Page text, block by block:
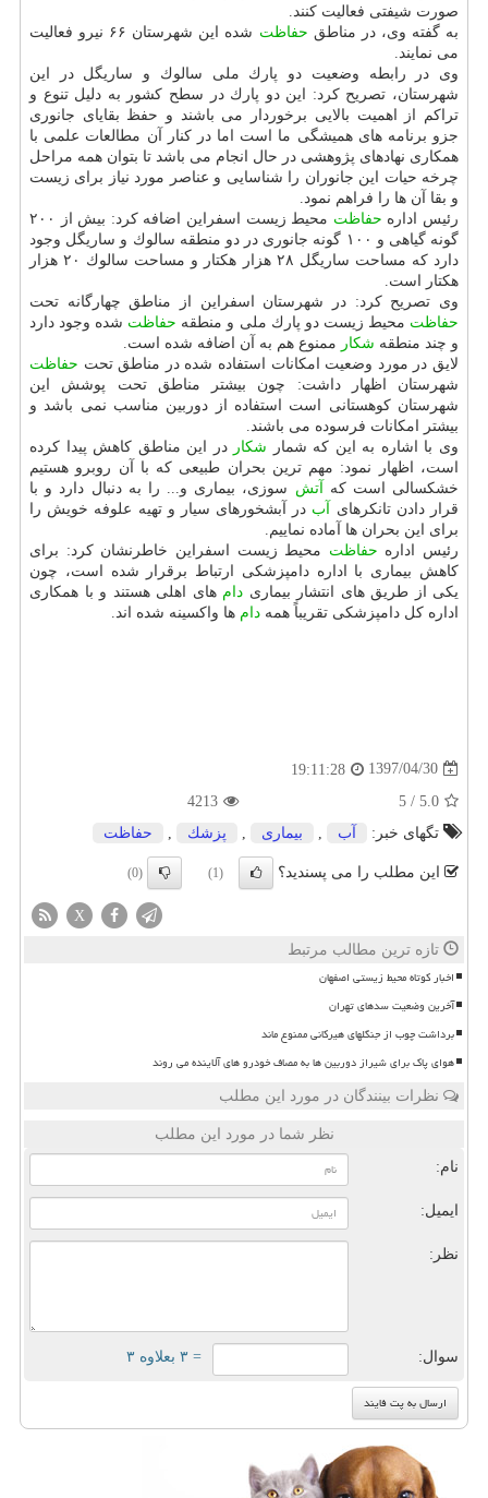
صورت شیفتی فعالیت كنند.
به گفته وی، در مناطق حفاظت
شده این شهرستان ۶۶ نیرو فعالیت
می نمایند.
وی در رابطه وضعیت دو پارك ملی سالوك و ساریگل در این
شهرستان، تصریح كرد: این دو پارك در سطح كشور به دلیل تنوع و
تراكم از اهمیت بالایی برخوردار می باشند و حفظ بقایای جانوری
جزو برنامه های همیشگی ما است اما در كنار آن مطالعات علمی با
همكاری نهادهای پژوهشی در حال انجام می باشد تا بتوان همه مراحل
چرخه حیات این جانوران را شناسایی و عناصر مورد نیاز برای زیست
و بقا آن ها را فراهم نمود.
رئیس اداره حفاظت
محیط زیست اسفراین اضافه كرد: بیش از ۲۰۰
گونه گیاهی و ۱۰۰ گونه جانوری در دو منطقه سالوك و ساریگل وجود
دارد كه مساحت ساریگل ۲۸ هزار هكتار و مساحت سالوك ۲۰ هزار
هكتار است.
وی تصریح كرد: در شهرستان اسفراین از مناطق چهارگانه تحت
حفاظت محیط زیست دو پارك ملی و منطقه حفاظت شده وجود دارد
و چند منطقه شكار ممنوع هم به آن اضافه شده است.
لایق در مورد وضعیت امكانات استفاده شده در مناطق تحت حفاظت
شهرستان اظهار داشت: چون بیشتر مناطق تحت پوشش این
شهرستان كوهستانی است استفاده از دوربین مناسب نمی باشد و
بیشتر امكانات فرسوده می باشند.
وی با اشاره به این كه شمار شكار در این مناطق كاهش پیدا كرده
است، اظهار نمود: مهم ترین بحران طبیعی كه با آن روبرو هستیم
خشكسالی است كه آتش سوزی، بیماری و... را به دنبال دارد و با
قرار دادن تانكرهای آب در آبشخورهای سیار و تهیه علوفه خویش را
برای این بحران ها آماده نماییم.
رئیس اداره حفاظت محیط زیست اسفراین خاطرنشان كرد: برای
كاهش بیماری با اداره دامپزشكی ارتباط برقرار شده است، چون
یكی از طریق های انتشار بیماری دام های اهلی هستند و با همكاری
اداره كل دامپزشكی تقریباً همه دام ها واكسینه شده اند.
1397/04/30
19:11:28
5.0
/
5
4213
تگهای خبر:
آب بیماری پزشك حفاظت
این مطلب را می پسندید؟ (1)
(0)
X
تازه ترین مطالب مرتبط
اخبار کوتاه محیط زیستی اصفهان
آخرین وضعیت سدهای تهران
برداشت چوب از جنگلهای هیرکانی ممنوع ماند
هوای پاک برای شیراز دوربین ها به مصاف خودرو های آلاینده می روند
نظرات بینندگان در مورد این مطلب
نظر شما در مورد این مطلب
نام:
ایمیل:
نظر:
سوال: = ۳ بعلاوه ۳